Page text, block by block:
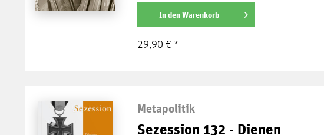
In den Warenkorb
29,90 € *
Metapolitik
Sezession 132 - Dienen